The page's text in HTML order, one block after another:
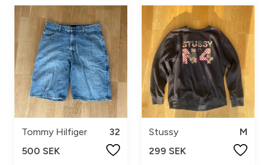
Tommy Hilfiger
32
500 SEK
Stussy
M
299 SEK